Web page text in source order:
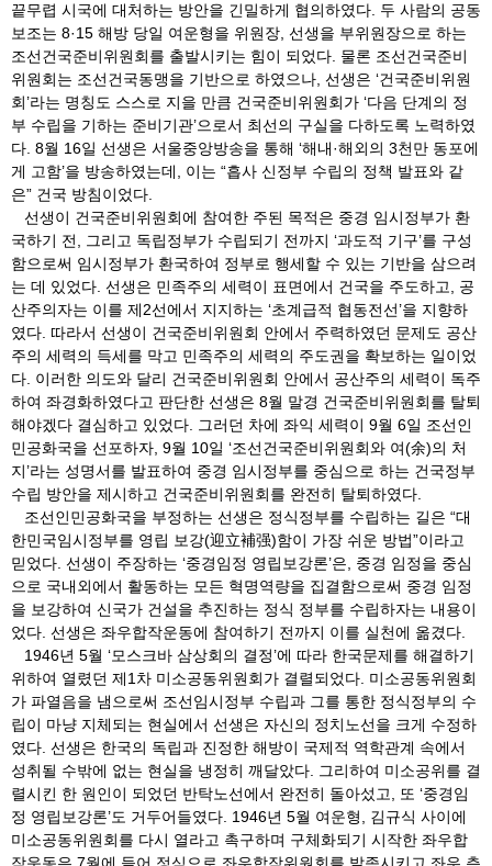
끝무렵 시국에 대처하는 방안을 긴밀하게 협의하였다. 두 사람의 공동
보조는 8·15 해방 당일 여운형을 위원장, 선생을 부위원장으로 하는
조선건국준비위원회를 출발시키는 힘이 되었다. 물론 조선건국준비
위원회는 조선건국동맹을 기반으로 하였으나, 선생은 ‘건국준비위원
회’라는 명칭도 스스로 지을 만큼 건국준비위원회가 ‘다음 단계의 정
부 수립을 기하는 준비기관’으로서 최선의 구실을 다하도록 노력하였
다. 8월 16일 선생은 서울중앙방송을 통해 ‘해내·해외의 3천만 동포에
게 고함’을 방송하였는데, 이는 “흡사 신정부 수립의 정책 발표와 같
은” 건국 방침이었다.
선생이 건국준비위원회에 참여한 주된 목적은 중경 임시정부가 환
국하기 전, 그리고 독립정부가 수립되기 전까지 ‘과도적 기구’를 구성
함으로써 임시정부가 환국하여 정부로 행세할 수 있는 기반을 삼으려
는 데 있었다. 선생은 민족주의 세력이 표면에서 건국을 주도하고, 공
산주의자는 이를 제2선에서 지지하는 ‘초계급적 협동전선’을 지향하
였다. 따라서 선생이 건국준비위원회 안에서 주력하였던 문제도 공산
주의 세력의 득세를 막고 민족주의 세력의 주도권을 확보하는 일이었
다. 이러한 의도와 달리 건국준비위원회 안에서 공산주의 세력이 독주
하여 좌경화하였다고 판단한 선생은 8월 말경 건국준비위원회를 탈퇴
해야겠다 결심하고 있었다. 그러던 차에 좌익 세력이 9월 6일 조선인
민공화국을 선포하자, 9월 10일 ‘조선건국준비위원회와 여(余)의 처
지’라는 성명서를 발표하여 중경 임시정부를 중심으로 하는 건국정부
수립 방안을 제시하고 건국준비위원회를 완전히 탈퇴하였다.
조선인민공화국을 부정하는 선생은 정식정부를 수립하는 길은 “대
한민국임시정부를 영립 보강(迎立補强)함이 가장 쉬운 방법”이라고
믿었다. 선생이 주장하는 ‘중경임정 영립보강론’은, 중경 임정을 중심
으로 국내외에서 활동하는 모든 혁명역량을 집결함으로써 중경 임정
을 보강하여 신국가 건설을 추진하는 정식 정부를 수립하자는 내용이
었다. 선생은 좌우합작운동에 참여하기 전까지 이를 실천에 옮겼다.
1946년 5월 ‘모스크바 삼상회의 결정’에 따라 한국문제를 해결하기
위하여 열렸던 제1차 미소공동위원회가 결렬되었다. 미소공동위원회
가 파열음을 냄으로써 조선임시정부 수립과 그를 통한 정식정부의 수
립이 마냥 지체되는 현실에서 선생은 자신의 정치노선을 크게 수정하
였다. 선생은 한국의 독립과 진정한 해방이 국제적 역학관계 속에서
성취될 수밖에 없는 현실을 냉정히 깨달았다. 그리하여 미소공위를 결
렬시킨 한 원인이 되었던 반탁노선에서 완전히 돌아섰고, 또 ‘중경임
정 영립보강론’도 거두어들였다. 1946년 5월 여운형, 김규식 사이에
미소공동위원회를 다시 열라고 촉구하며 구체화되기 시작한 좌우합